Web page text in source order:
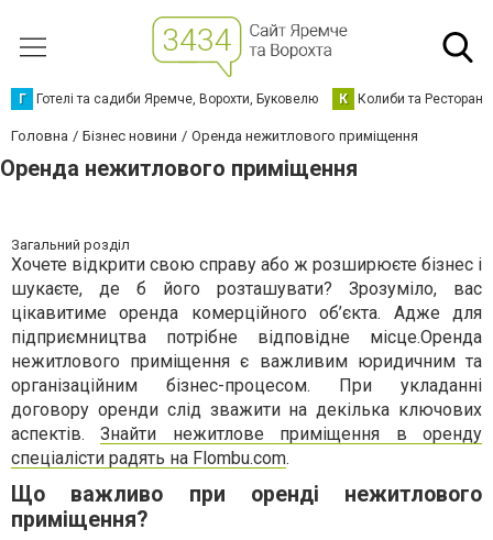
Г Готелі та садиби Яремче, Ворохти, Буковелю К Колиби та Ресторани
Головна Бізнес новини Оренда нежитлового приміщення
Оренда нежитлового приміщення
Загальний розділ
Хочете відкрити свою справу або ж розширюєте бізнес і
шукаєте, де б його розташувати? Зрозуміло, вас
цікавитиме оренда комерційного об’єкта. Адже для
підприємництва потрібне відповідне місце.Оренда
нежитлового приміщення є важливим юридичним та
організаційним бізнес-процесом. При укладанні
договору оренди слід зважити на декілька ключових
аспектів.Знайти нежитлове приміщення в оренду
спеціалісти радять на Flombu.com.
Що важливо при оренді нежитлового
приміщення?